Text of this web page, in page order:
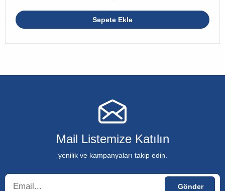
Sepete Ekle
Mail Listemize Katılın
yenilik ve kampanyaları takip edin.